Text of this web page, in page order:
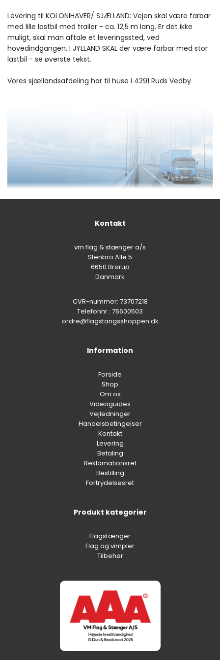
Levering til KOLONIHAVER/ SJÆLLAND: Vejen skal være farbar
med lille lastbil med trailer - ca. 12,5 m lang. Er det ikke
muligt, skal man aftale et leveringssted, ved
hovedindgangen. I JYLLAND SKAL der være farbar med stor
lastbil - se øverste tekst.
Vores sjællandsafdeling har til huse i 4291 Ruds Vedby
Kontakt
vm flag & stænger a/s
Stenbro Alle 5
6650 Brørup
Danmark
CVR-nummer: 73707218
Telefonnr.: 76600503
ordre@flagstangsshoppen.dk
Information
Forside
Shop
Om os
Videoguides
Vejledninger
Handelsbetingelser
Kontakt
Levering
Betaling
Reklamationsret
Bestilling
Fortrydelsesret
Produkt kategorier
Flagstænger
Flag og vimpler
Tilbehør